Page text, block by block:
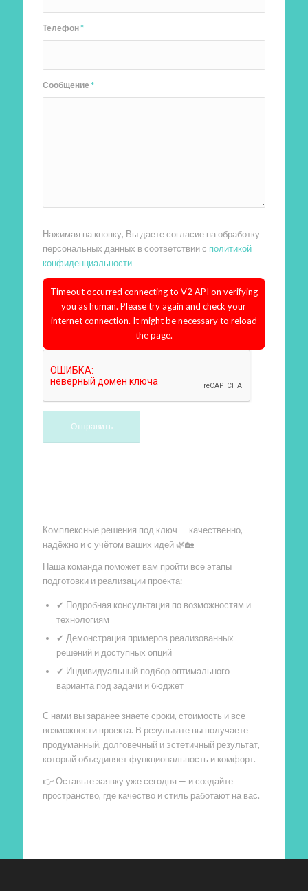
Телефон*
Сообщение*
Нажимая на кнопку, Вы даете согласие на обработку
персональных данных в соответствии с политикой
конфиденциальности
Timeout occurred connecting to V2 API on verifying
you as human. Please try again and check your
internet connection. It might be necessary to reload
the page.
Комплексные решения под ключ — качественно,
надёжно и с учётом ваших идей 🌿🏡
Наша команда поможет вам пройти все этапы
подготовки и реализации проекта:
✔ Подробная консультация по возможностям и
технологиям
✔ Демонстрация примеров реализованных
решений и доступных опций
✔ Индивидуальный подбор оптимального
варианта под задачи и бюджет
С нами вы заранее знаете сроки, стоимость и все
возможности проекта. В результате вы получаете
продуманный, долговечный и эстетичный результат,
который объединяет функциональность и комфорт.
👉 Оставьте заявку уже сегодня — и создайте
пространство, где качество и стиль работают на вас.